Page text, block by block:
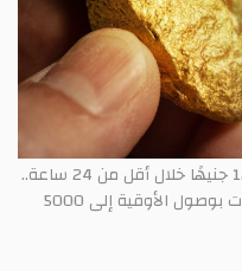
أسعار الذهب في مصر تقفز بأكثر من 120 جنيهًا خلال أقل من 24 ساعة..
وعيار 21 يسجل 6100 جنيه وسط توقعات بوصول الأوقية إلى 5000